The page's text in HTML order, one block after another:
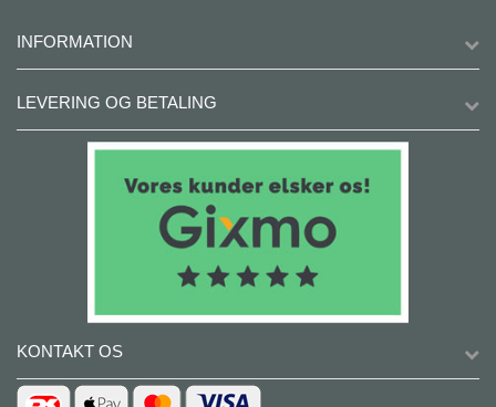
INFORMATION
LEVERING OG BETALING
KONTAKT OS